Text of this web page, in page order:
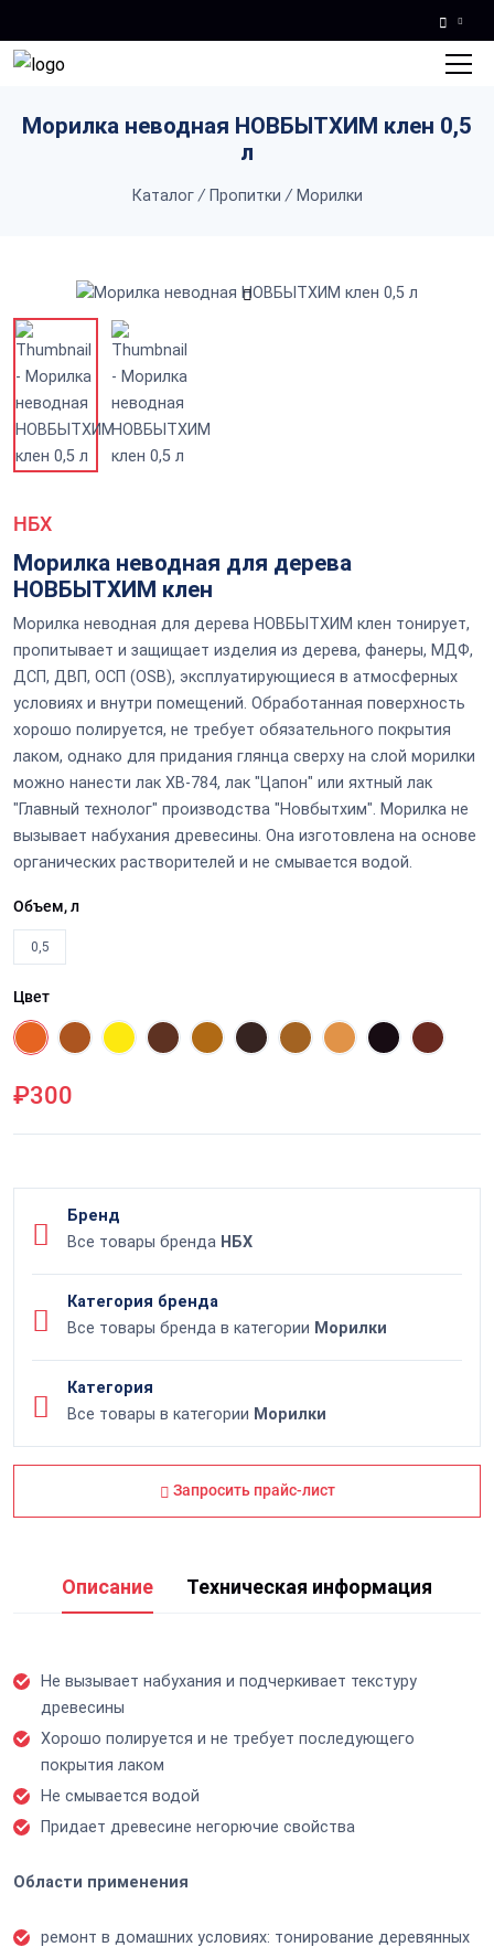
Морилка неводная НОВБЫТХИМ клен 0,5
л
Каталог / Пропитки / Морилки
НБХ
Морилка неводная для дерева
НОВБЫТХИМ клен
Морилка неводная для дерева НОВБЫТХИМ клен тонирует,
пропитывает и защищает изделия из дерева, фанеры, МДФ,
ДСП, ДВП, ОСП (OSB), эксплуатирующиеся в атмосферных
условиях и внутри помещений. Обработанная поверхность
хорошо полируется, не требует обязательного покрытия
лаком, однако для придания глянца сверху на слой морилки
можно нанести лак ХВ-784, лак "Цапон" или яхтный лак
"Главный технолог" производства "Новбытхим". Морилка не
вызывает набухания древесины. Она изготовлена на основе
органических растворителей и не смывается водой.
Объем, л
0,5
Цвет
₽300
Бренд
Все товары бренда НБХ
Категория бренда
Все товары бренда в категории Морилки
Категория
Все товары в категории Морилки
Запросить прайс-лист
Описание Техническая информация
Не вызывает набухания и подчеркивает текстуру
древесины
Хорошо полируется и не требует последующего
покрытия лаком
Не смывается водой
Придает древесине негорючие свойства
Области применения
ремонт в домашних условиях: тонирование деревянных